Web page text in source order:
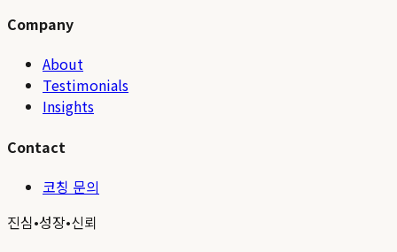
Company
About
Testimonials
Insights
Contact
코칭 문의
진심•성장•신뢰